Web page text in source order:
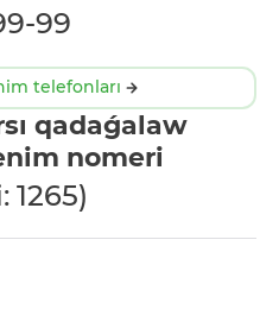
99
telefonları
qadaǵalaw
nomeri
1265)